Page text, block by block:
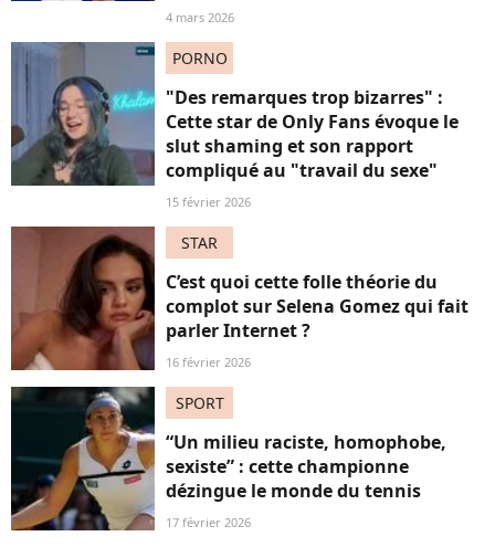
4 mars 2026
PORNO
"Des remarques trop bizarres" :
Cette star de Only Fans évoque le
slut shaming et son rapport
compliqué au "travail du sexe"
15 février 2026
STAR
C’est quoi cette folle théorie du
complot sur Selena Gomez qui fait
parler Internet ?
16 février 2026
SPORT
“Un milieu raciste, homophobe,
sexiste” : cette championne
dézingue le monde du tennis
17 février 2026